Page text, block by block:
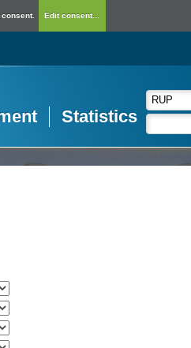
Edit consent...
Statistics